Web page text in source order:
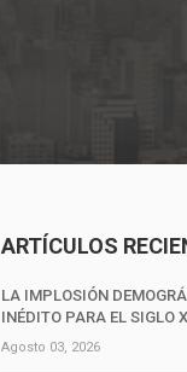
ARTÍCULOS
LA IMPLOSIÓN
INÉDITO PARA EL SIGLO
Agosto 03, 2026